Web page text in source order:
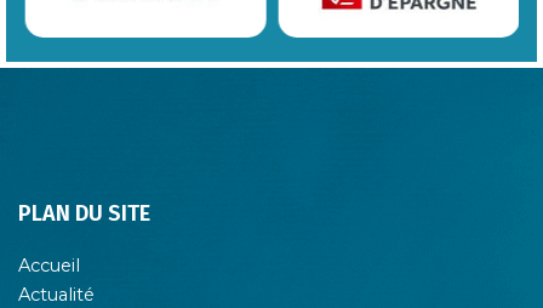
PLAN DU SITE
Accueil
Actualité